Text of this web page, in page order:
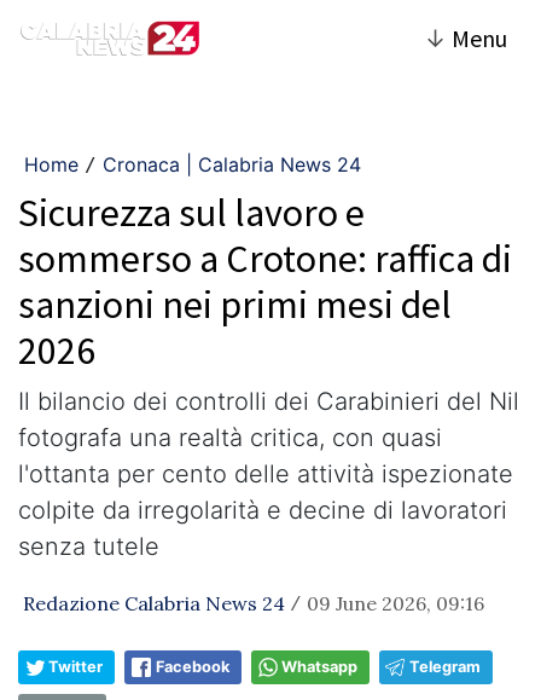
↓ Menu
Home / Cronaca | Calabria News 24
Sicurezza sul lavoro e
sommerso a Crotone: raffica di
sanzioni nei primi mesi del
2026
​Il bilancio dei controlli dei Carabinieri del Nil
fotografa una realtà critica, con quasi
l'ottanta per cento delle attività ispezionate
colpite da irregolarità e decine di lavoratori
senza tutele
Redazione Calabria News 24 / 09 June 2026, 09:16
Twitter Facebook Whatsapp Telegram